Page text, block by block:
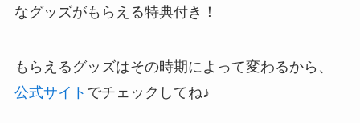
なグッズがもらえる特典付き！
もらえるグッズはその時期によって変わるから、
公式サイト でチェックしてね♪